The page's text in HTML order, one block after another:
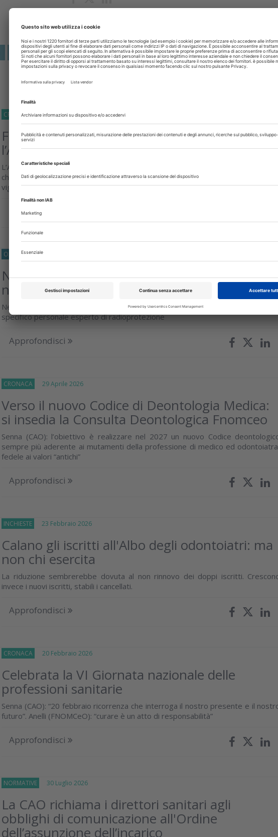
Medicina Odontoaitria Dentisit Numero Chiuso Test
CRONACA 01 Luglio 2026
FNOMCeO e CAO: riaffiorano tensioni con
l’Antitrust
L’AGCM, commentando il DDL sulle professioni sanitari, riferendosi agli
chiede una netta distinzione tra le funzioni pubblicistiche di regolazione
vigilanza e la rappresentanza degli...
Approfondisci
O33 NORMATIVE
Nomina dell’esperto in radioprotezione:
nessun obbligo per il collaboratore
Nessun obbligo di nomina da parte del collaboratore odontoiatra di un
specifico personale esperto di radioprotezione
Approfondisci
CRONACA 29 Aprile 2026
Verso il nuovo Codice di Deontologia Medica:
si insedia la Consulta Deontologica Fnomceo
Senna (CAO): l’obiettivo è realizzare nel 2027 un nuovo Codice
sempre più aderente ai mutamenti della professione di medico ed
fedele ai valori “antichi”
Approfondisci
INCHIESTE 23 Febbraio 2026
Calano gli iscritti all'Albo degli odontoiatri: ma
non chi esercita
La riduzione sembrerebbe dovuta al non rinnovo dei doppi iscritti.
invece i nuovi iscritti, stabili i cancellati.
Approfondisci
CRONACA 20 Febbraio 2026
Celebrata la VI Giornata nazionale delle
professioni sanitarie
Senna (CAO): “20 febbraio ricorrenza che interroga il nostro presente e il
futuro”. Anelli (FNOMCeO): “curare è un atto di responsabilità”
Approfondisci
NORMATIVE 30 Luglio 2026
La CAO richiama i direttori sanitari agli
obblighi di comunicazione all'Ordine
dell’assunzione dell’incarico